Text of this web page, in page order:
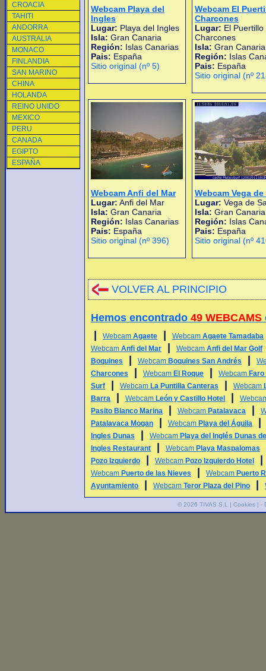
CROACIA
TAHITI
ANDORRA
AUSTRALIA
MONACO
FINLANDIA
SAN MARINO
CHINA
HOLANDA
REINO UNIDO
MEXICO
PERU
CANADA
EGIPTO
ESPAÑA
Webcam Playa del
Ingles
Lugar: Playa del Ingles
Isla: Gran Canaria
Región: Islas Canarias
Pais: España
Sitio original (nº 5)
Webcam El
Charcones
Lugar: El Puertillo
Charcones
Isla: Gran Canaria
Región: Islas
Pais: España
Sitio original (nº
Webcam Anfi del Mar
Lugar: Anfi del Mar
Isla: Gran Canaria
Región: Islas Canarias
Pais: España
Sitio original (nº 396)
Webcam Vega
Lugar: Vega de
Isla: Gran Canaria
Región: Islas
Pais: España
Sitio original (nº
VOLVER AL PRINCIPIO
Hemos encontrado 49 WEBCAMS
Webcam Agaete Webcam Agaete Tamadaba
Webcam Anfi del Mar Webcam Anfi del Mar Golf
Boquines Webcam Boquines San Andrés
Charcones
Webcam El Roque Webcam
Surf
Webcam La Puntilla Canteras Webcam
Barra
Webcam León y Castillo Hotel
Pasito Blanco Marina
Webcam Patalavaca
Patalavaca Mogan
Webcam Playa del Águila
Ingles Dunas Webcam Playa del Inglés Dunas
Ingles Restaurant
Webcam Playa Maspalomas
Pozo Izquierdo Webcam Pozo Izquierdo Hotel
Webcam Puerto de las Nieves Webcam Puerto
Ayuntamiento
Webcam Teror Plaza del Pino
© 2026 TIVAS S.L | Cookies| -